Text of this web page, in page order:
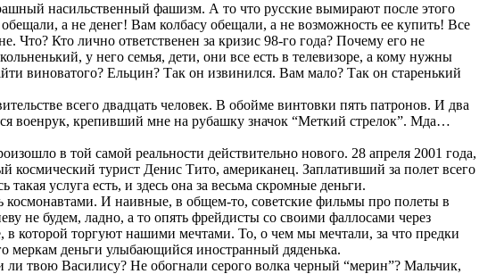
насильственный фашизм. А то что русские вымирают после этого
а не денег! Вам колбасу обещали, а не возможность ее купить! Все
Что? Кто лично ответственен за кризис 98-го года? Почему его не
у него семья, дети, они все есть в телевизоре, а кому нужны
виноватого? Ельцин? Так он извинился. Вам мало? Так он старенький
всего двадцать человек. В обойме винтовки пять патронов. И два
военрук, крепивший мне на рубашку значок “Меткий стрелок”. Мда…
в той самой реальности действительно нового. 28 апреля 2001 года,
космический турист Денис Тито, американец. Заплативший за полет всего
услуга есть, и здесь она за весьма скромные деньги.
космонавтами. И наивные, в общем-то, советские фильмы про полеты в
не будем, ладно, а то опять фрейдисты со своими фаллосами через
в которой торгуют нашими мечтами. То, о чем мы мечтали, за что предки
меркам деньги улыбающийся иностранный дяденька.
твою Василису? Не обогнали серого волка черный “мерин”? Мальчик,